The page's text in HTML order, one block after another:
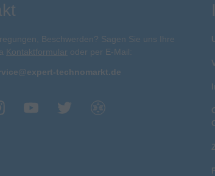
Beschwerden? Sagen Sie uns Ihre
Kontaktformular oder per E-Mail:
technomarkt.de